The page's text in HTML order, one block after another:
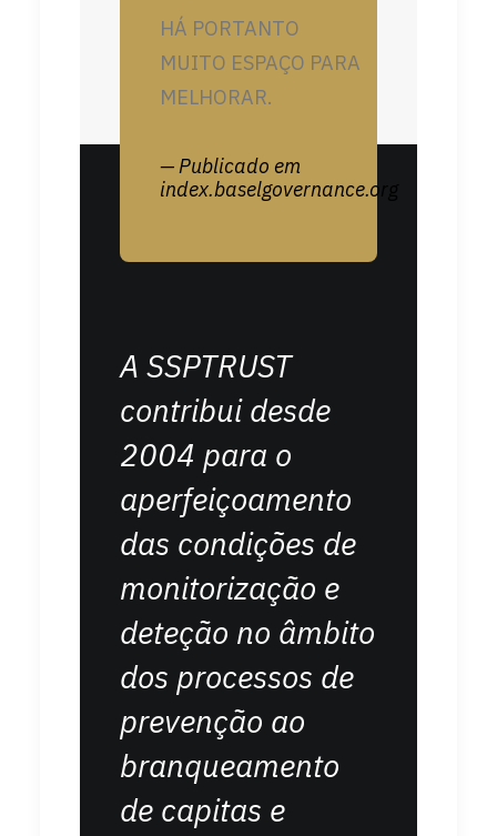
HÁ PORTANTO
MUITO ESPAÇO PARA
MELHORAR.
— Publicado em
index.baselgovernance.org
A SSPTRUST
contribui desde
2004 para o
aperfeiçoamento
das condições de
monitorização e
deteção no âmbito
dos processos de
prevenção ao
branqueamento
de capitas e